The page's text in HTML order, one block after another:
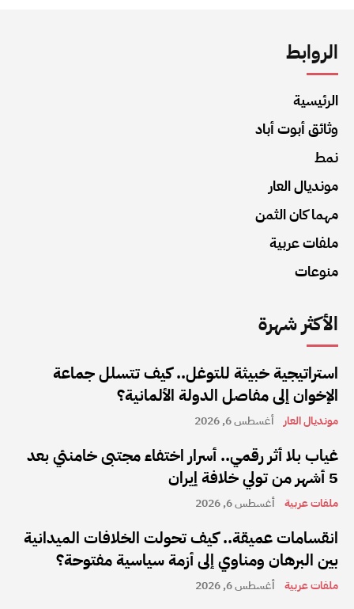
الروابط
الرئيسية
وثائق أبوت أباد
نمط
مونديال العار
مهما كان الثمن
ملفات عربية
منوعات
الأكثر شهرة
استراتيجية خبيثة للتوغل.. كيف تتسلل جماعة
الإخوان إلى مفاصل الدولة الألمانية؟
مونديال العار أغسطس 6, 2026
غياب بلا أثر رقمي.. أسرار اختفاء مجتبى خامنئي بعد
5 أشهر من تولي خلافة إيران
ملفات عربية أغسطس 6, 2026
انقسامات عميقة.. كيف تحولت الخلافات الميدانية
بين البرهان ومناوي إلى أزمة سياسية مفتوحة؟
ملفات عربية أغسطس 6, 2026